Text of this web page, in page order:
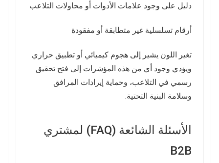
دليل على وجود علامات الأدوات أو محاولات التلاعب
أرقام تسلسلية غير متطابقة أو مفقودة
تغير اللون يشير إلى هجوم كيميائي أو تطبيق حراري
ويؤدي وجود أي من هذه المؤشرات إلى فتح تحقيق
رسمي في التلاعب، وحماية إيرادات المرافق
وسلامة البنية التحتية.
الأسئلة الشائعة (FAQ) لمشتري
B2B